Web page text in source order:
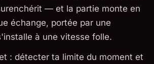
— et la partie monte en
échange, portée par une
à une vitesse folle.
: détecter ta limite du moment et